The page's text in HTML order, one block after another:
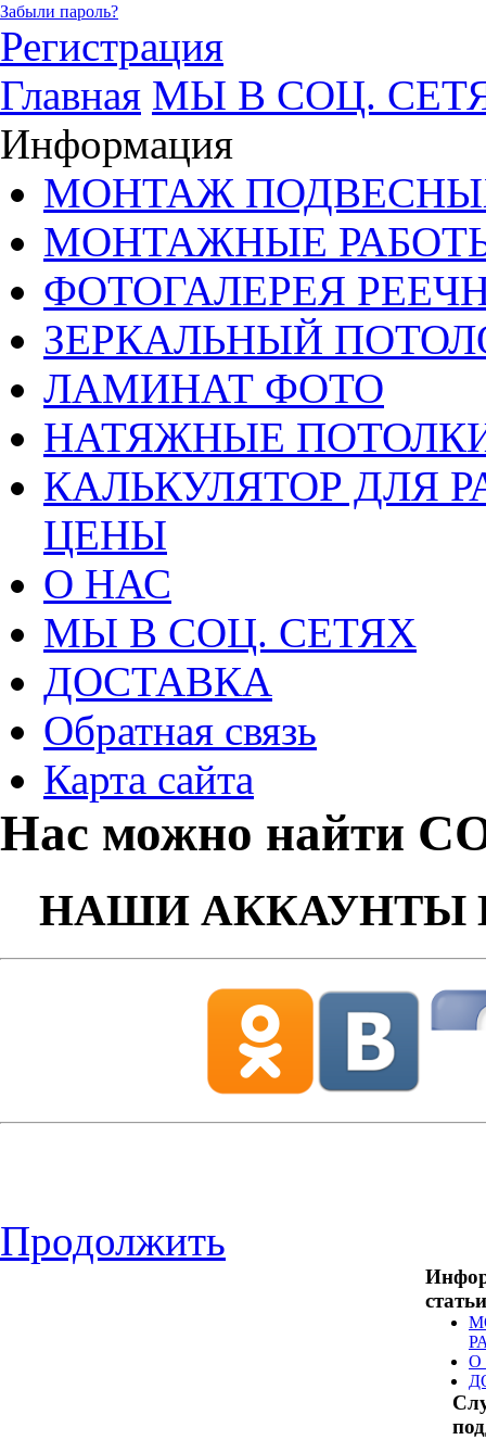
Забыли пароль?
Регистрация
Главная МЫ В СОЦ.
Информация
МОНТАЖ ПОДВЕСНЫХ
МОНТАЖНЫЕ
ФОТОГАЛЕРЕЯ
ЗЕРКАЛЬНЫЙ
ЛАМИНАТ ФОТО
НАТЯЖНЫЕ
КАЛЬКУЛЯТОР ДЛЯ
ЦЕНЫ
О НАС
МЫ В СОЦ. СЕТЯХ
ДОСТАВКА
Обратная связь
Карта сайта
Нас можно найти
НАШИ АККАУНТЫ
Продолжить
статьи
О